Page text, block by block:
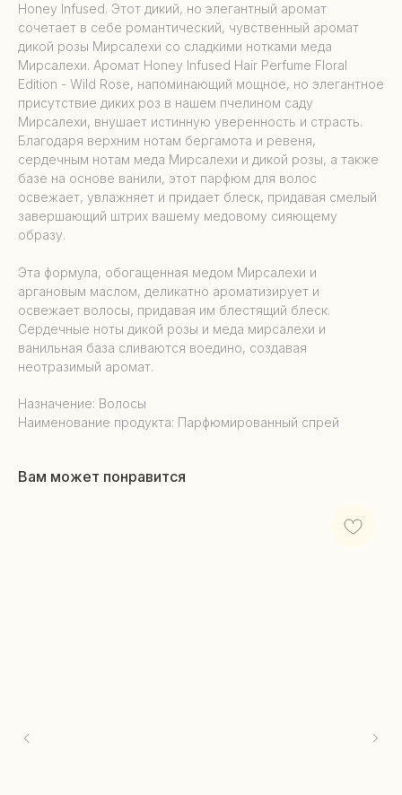
Honey Infused. Этот дикий, но элегантный аромат
сочетает в себе романтический, чувственный аромат
дикой розы Мирсалехи со сладкими нотками меда
Мирсалехи. Аромат Honey Infused Hair Perfume Floral
Edition - Wild Rose, напоминающий мощное, но элегантное
присутствие диких роз в нашем пчелином саду
Мирсалехи, внушает истинную уверенность и страсть.
Благодаря верхним нотам бергамота и ревеня,
сердечным нотам меда Мирсалехи и дикой розы, а также
базе на основе ванили, этот парфюм для волос
освежает, увлажняет и придает блеск, придавая смелый
завершающий штрих вашему медовому сияющему
образу.
Эта формула, обогащенная медом Мирсалехи и
аргановым маслом, деликатно ароматизирует и
освежает волосы, придавая им блестящий блеск.
Сердечные ноты дикой розы и меда мирсалехи и
ванильная база сливаются воедино, создавая
неотразимый аромат.
Назначение: Волосы
Наименование продукта: Парфюмированный спрей
Вам может понравится